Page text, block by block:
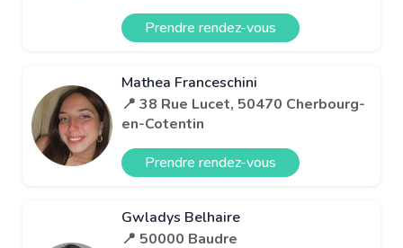
Prendre rendez-vous
Mathea Franceschini
📍 38 Rue Lucet, 50470 Cherbourg-
en-Cotentin
Prendre rendez-vous
Gwladys Belhaire
📍 50000 Baudre